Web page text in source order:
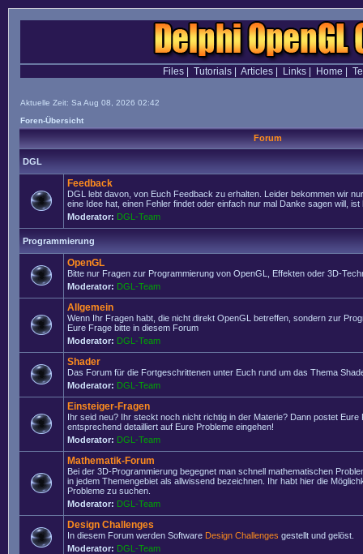
Files| Tutorials| Articles| Links| Home
Aktuelle Zeit: Sa Aug 08, 2026 02:42
Foren-Übersicht
Forum
DGL
Feedback
DGL lebt davon, von Euch Feedback zu erhalten. Leider bekommen wir
eine Idee hat, einen Fehler findet oder einfach nur mal Danke sagen will, ist
Moderator: DGL-Team
Programmierung
OpenGL
Bitte nur Fragen zur Programmierung von OpenGL, Effekten oder 3D-
Moderator: DGL-Team
Allgemein
Wenn Ihr Fragen habt, die nicht direkt OpenGL betreffen, sondern zur
Eure Frage bitte in diesem Forum
Moderator: DGL-Team
Shader
Das Forum für die Fortgeschrittenen unter Euch rund um das Thema
Moderator: DGL-Team
Einsteiger-Fragen
Ihr seid neu? Ihr steckt noch nicht richtig in der Materie? Dann postet Eure
entsprechend detailliert auf Eure Probleme eingehen!
Moderator: DGL-Team
Mathematik-Forum
Bei der 3D-Programmierung begegnet man schnell mathematischen
in jedem Themengebiet als allwissend bezeichnen. Ihr habt hier die
Probleme zu suchen.
Moderator: DGL-Team
Design Challenges
In diesem Forum werden Software Design Challenges gestellt und gelöst.
Moderator: DGL-Team